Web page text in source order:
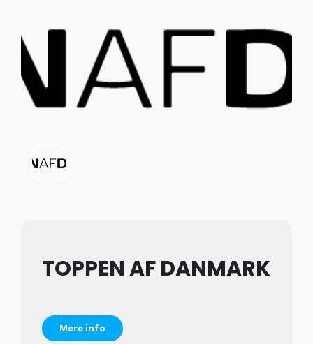
TOPPEN AF DANMARK
Mere info